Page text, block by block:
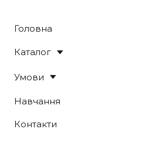
Головна
Каталог
Умови
Навчання
Контакти